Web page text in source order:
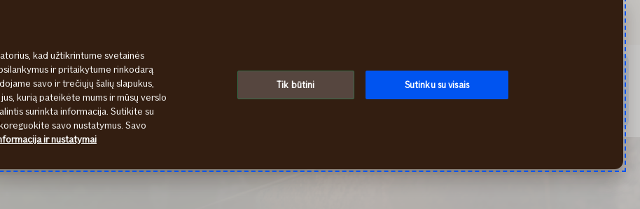
biuruose bei el. paštu. Telefonu aptarnausime tik iš dalies. Įsigyti draudimą ar užregistruoti įvykį galite mūsų savitarnoje per
Jums reikia pagalbos kelyje ar namuose, skambinkite telefonu: +370 5 210 8800. Draudimo, mokėjimo ar kitais klausimais
Apgailestaujame dėl laikinų nepatogumų.
kad užtikrintume svetainės
ir pritaikytume rinkodarą
savo ir trečiųjų šalių slapukus,
kurią pateikėte mums ir mūsų verslo
surinkta informacija. Sutikite su
savo nustatymus. Savo
ir nustatymai
Tik būtini Sutinku su visais